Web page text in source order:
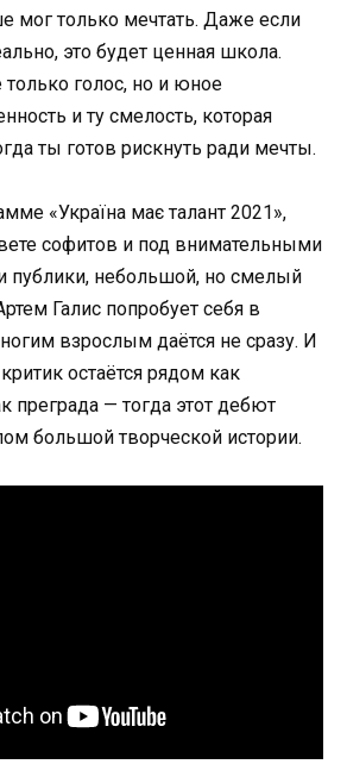
мог только мечтать. Даже если
это будет ценная школа.
только голос, но и юное
и ту смелость, которая
ты готов рискнуть ради мечты.
«Україна має талант 2021»,
софитов и под внимательными
публики, небольшой, но смелый
Галис попробует себя в
взрослым даётся не сразу. И
остаётся рядом как
преграда — тогда этот дебют
большой творческой истории.